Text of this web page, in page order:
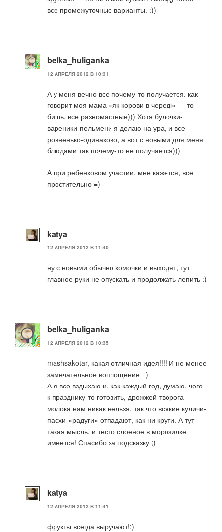
все промежуточные варианты. :))
belka_huliganka
12 АПРЕЛЯ 2012 В 10:31
А у меня вечно все почему-то получается, как
говорит моя мама «як корови в череді» — то
бишь, все разномастные))) Хотя булочки-
вареники-пельмени я делаю на ура, и все
ровненько-одинаково, а вот с новыми для меня
блюдами так почему-то не получается)))
А при ребенковом участии, мне кажется, все
простительно =)
katya
12 АПРЕЛЯ 2012 В 11:40
ну с новыми обычно комочки и выходят, тут
главное руки не опускать и продолжать лепить :)
belka_huliganka
12 АПРЕЛЯ 2012 В 10:35
mashsakotar, какая отличная идея!!!! И не менее
замечательное воплощение =)
А я все вздыхаю и, как каждый год, думаю, чего
к празднику-то готовить, дрожжей-творога-
молока нам никак нельзя, так что всякие куличи-
пасхи-«радуги» отпадают, как ни крути. А тут
такая мысль, и тесто слоеное в морозилке
имеется! Спасибо за подсказку ;)
katya
12 АПРЕЛЯ 2012 В 11:41
фрукты всегда выручают!:)